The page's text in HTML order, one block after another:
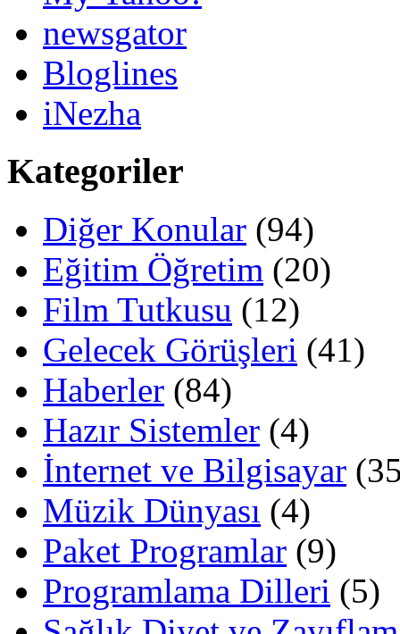
newsgator
Bloglines
iNezha
Kategoriler
Diğer Konular (94)
Eğitim Öğretim (20)
Film Tutkusu (12)
Gelecek Görüşleri (41)
Haberler (84)
Hazır Sistemler (4)
İnternet ve Bilgisayar
Müzik Dünyası (4)
Paket Programlar (9)
Programlama Dilleri (5)